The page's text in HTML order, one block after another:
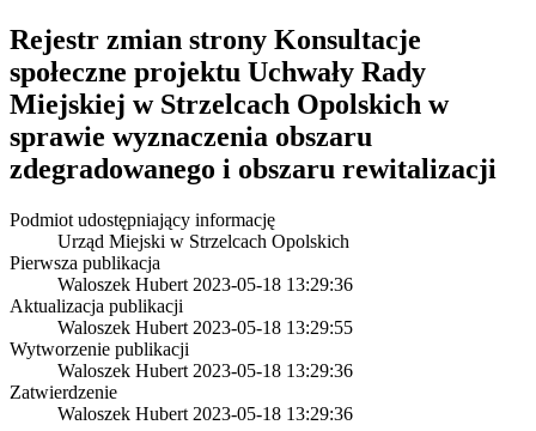
Rejestr zmian strony Konsultacje
społeczne projektu Uchwały Rady
Miejskiej w Strzelcach Opolskich w
sprawie wyznaczenia obszaru
zdegradowanego i obszaru rewitalizacji
Podmiot udostępniający informację
Urząd Miejski w Strzelcach Opolskich
Pierwsza publikacja
Waloszek Hubert 2023-05-18 13:29:36
Aktualizacja publikacji
Waloszek Hubert 2023-05-18 13:29:55
Wytworzenie publikacji
Waloszek Hubert 2023-05-18 13:29:36
Zatwierdzenie
Waloszek Hubert 2023-05-18 13:29:36